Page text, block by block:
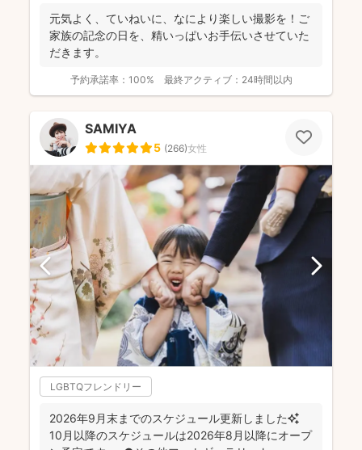
元気よく、ていねいに、なにより楽しい撮影を！ご
家族の記念の日を、精いっぱいお手伝いさせていた
だきます。
予約承諾率： 100% 最終アクティブ： 24時間以内
SAMIYA
5 (266)女性
LGBTQフレンドリー
2026年9月末までのスケジュール更新しました✨
10月以降のスケジュールは2026年8月以降にオープ